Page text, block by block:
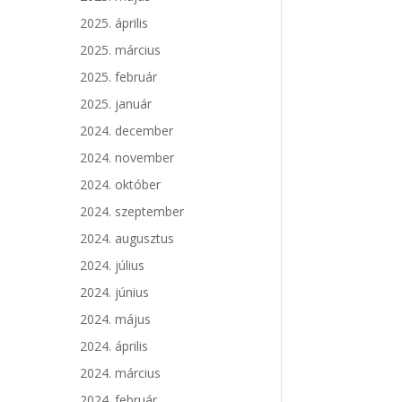
2025. április
2025. március
2025. február
2025. január
2024. december
2024. november
2024. október
2024. szeptember
2024. augusztus
2024. július
2024. június
2024. május
2024. április
2024. március